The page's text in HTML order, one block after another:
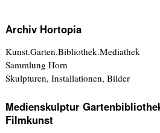
Archiv Hortopia
Kunst.Garten.Bibliothek.Mediathek
Sammlung Horn
Skulpturen, Installationen, Bilder
Medienskulptur
Filmkunst